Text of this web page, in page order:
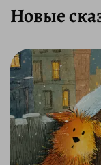
Новые